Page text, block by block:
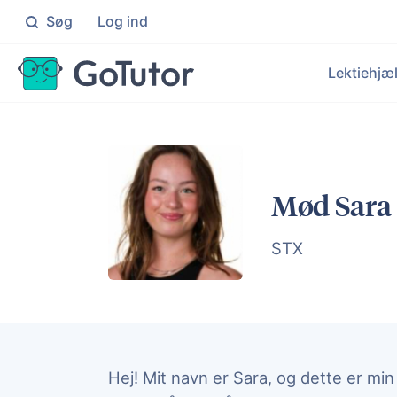
Søg Log ind
Målrettet hjælp til elever på
Få
Mød Sara
STX
Hej! Mit navn er Sara, og dette er